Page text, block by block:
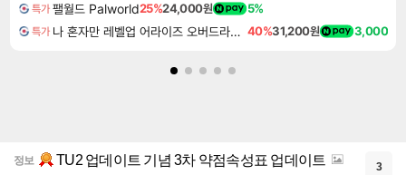
특가 팰월드 Palworld25%24,000원 5%
특가 나 혼자만 레벨업 어라이즈 오버드라이브 디럭스 에디션 Solo Leveling Arise Overdrive Deluxe Edition 40%31,200원 3,000
정보 TU2 업데이트 기념 3차 약점속성표 업데이트 3